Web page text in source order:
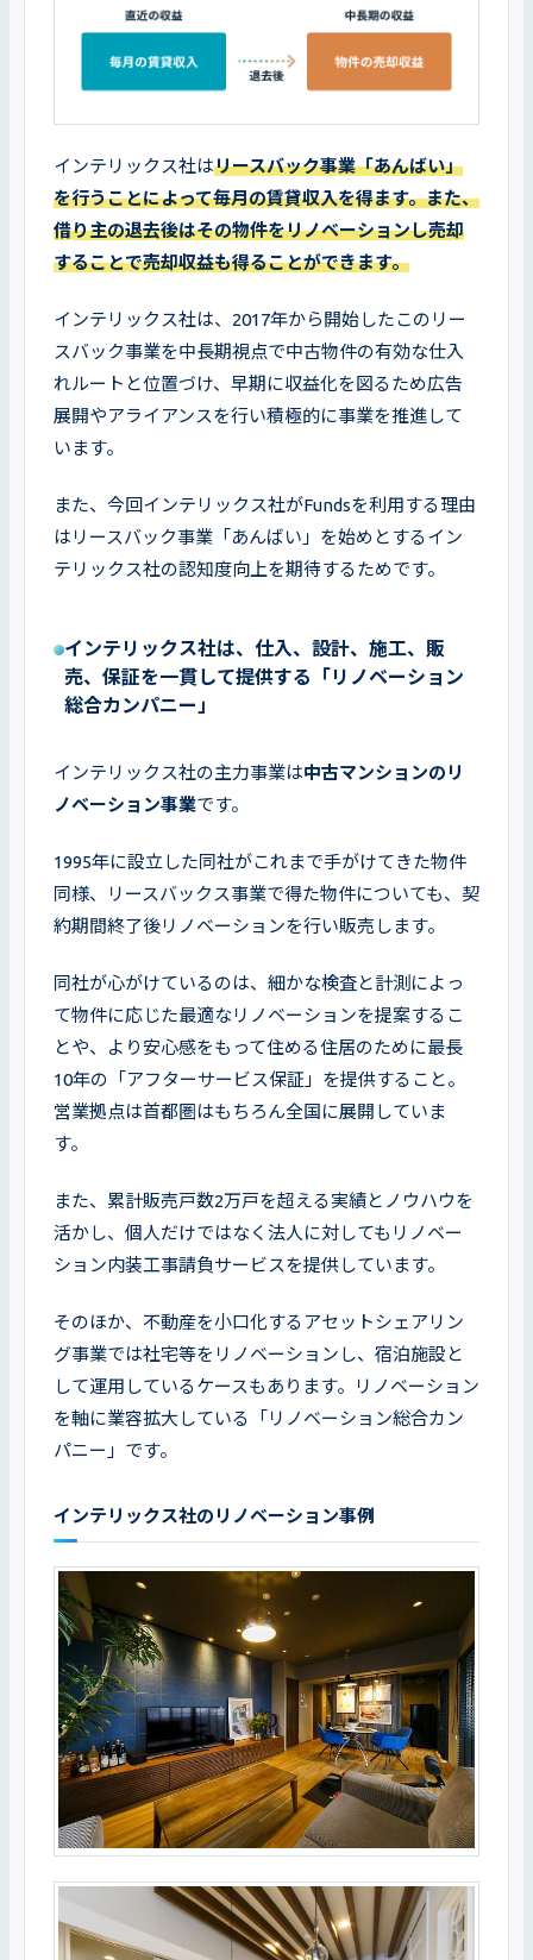
インテリックス社はリースバック事業「あんばい」
を行うことによって毎月の賃貸収入を得ます。また、
借り主の退去後はその物件をリノベーションし売却
することで売却収益も得ることができます。
インテリックス社は、2017年から開始したこのリー
スバック事業を中長期視点で中古物件の有効な仕入
れルートと位置づけ、早期に収益化を図るため広告
展開やアライアンスを行い積極的に事業を推進して
います。
また、今回インテリックス社がFundsを利用する理由
はリースバック事業「あんばい」を始めとするイン
テリックス社の認知度向上を期待するためです。
インテリックス社は、仕入、設計、施工、販
売、保証を一貫して提供する「リノベーション
総合カンパニー」
インテリックス社の主力事業は中古マンションのリ
ノベーション事業です。
1995年に設立した同社がこれまで手がけてきた物件
同様、リースバックス事業で得た物件についても、契
約期間終了後リノベーションを行い販売します。
同社が心がけているのは、細かな検査と計測によっ
て物件に応じた最適なリノベーションを提案するこ
とや、より安心感をもって住める住居のために最長
10年の「アフターサービス保証」を提供すること。
営業拠点は首都圏はもちろん全国に展開していま
す。
また、累計販売戸数2万戸を超える実績とノウハウを
活かし、個人だけではなく法人に対してもリノベー
ション内装工事請負サービスを提供しています。
そのほか、不動産を小口化するアセットシェアリン
グ事業では社宅等をリノベーションし、宿泊施設と
して運用しているケースもあります。リノベーション
を軸に業容拡大している「リノベーション総合カン
パニー」です。
インテリックス社のリノベーション事例